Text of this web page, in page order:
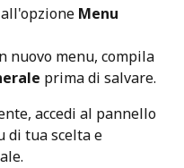
Menu
nuovo menu, compila
prima di salvare.
accedi al pannello
di tua scelta e